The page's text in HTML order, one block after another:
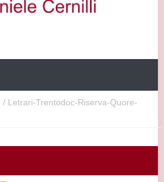
/ Letrari-Trentodoc-Riserva-Quore-